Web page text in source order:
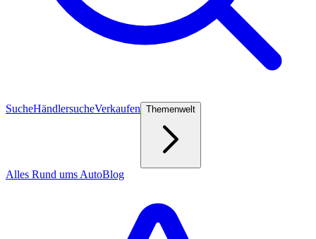
SucheHändlersucheVerkaufen Themenwelt
Alles Rund ums AutoBlog